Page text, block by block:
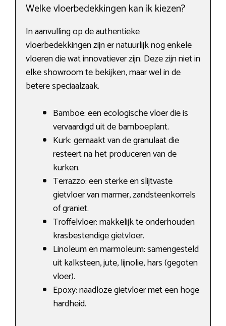
Welke vloerbedekkingen kan ik kiezen?
In aanvulling op de authentieke
vloerbedekkingen zijn er natuurlijk nog enkele
vloeren die wat innovatiever zijn. Deze zijn niet in
elke showroom te bekijken, maar wel in de
betere speciaalzaak.
Bamboe: een ecologische vloer die is
vervaardigd uit de bamboeplant.
Kurk: gemaakt van de granulaat die
resteert na het produceren van de
kurken.
Terrazzo: een sterke en slijtvaste
gietvloer van marmer, zandsteenkorrels
of graniet.
Troffelvloer: makkelijk te onderhouden
krasbestendige gietvloer.
Linoleum en marmoleum: samengesteld
uit kalksteen, jute, lijnolie, hars (gegoten
vloer).
Epoxy: naadloze gietvloer met een hoge
hardheid.